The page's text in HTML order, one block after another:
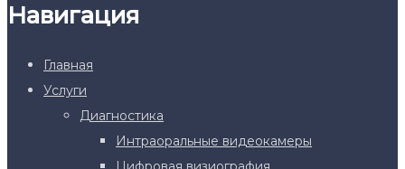
Навигация
Главная
Услуги
Диагностика
Интраоральные видеокамеры